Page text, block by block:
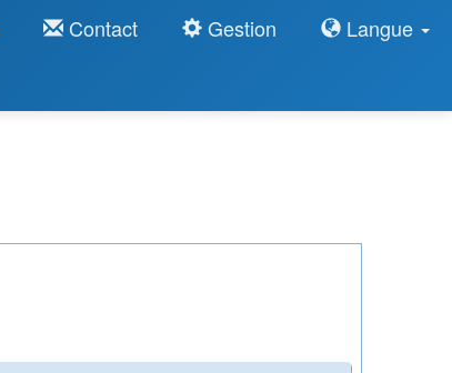
Contact Gestion Langue